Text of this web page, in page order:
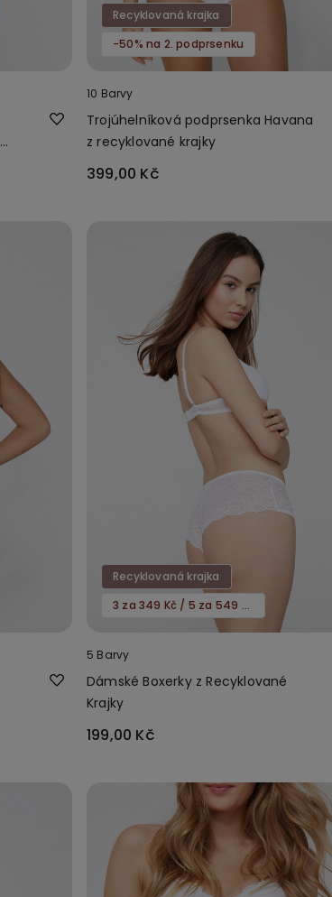
Recyklovaná krajka
-50% na 2. podprsenku
10 Barvy
Trojúhelníková podprsenka Havana
z recyklované krajky
399,00 Kč
Recyklovaná krajka
3 za 349 Kč / 5 za 549 Kč
5 Barvy
Dámské Boxerky z Recyklované
Krajky
199,00 Kč